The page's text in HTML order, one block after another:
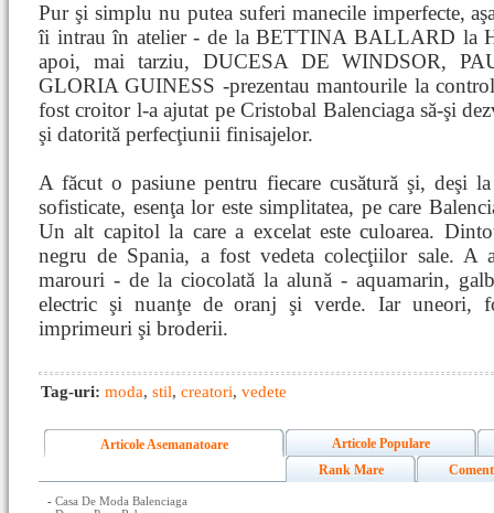
Pur şi simplu nu putea suferi manecile imperfecte,
îi intrau în atelier - de la BETTINA BALLARD la
apoi, mai tarziu, DUCESA DE WINDSOR,
GLORIA GUINESS -prezentau mantourile la
fost croitor l-a ajutat pe Cristobal Balenciaga să-şi
şi datorită perfecţiunii finisajelor.
A făcut o pasiune pentru fiecare cusătură şi, deşi
sofisticate, esenţa lor este simplitatea, pe care
Un alt capitol la care a excelat este culoarea.
negru de Spania, a fost vedeta colecţiilor sale. A
marouri - de la ciocolată la alună - aquamarin,
electric şi nuanţe de oranj şi verde. Iar uneori,
imprimeuri şi broderii.
Tag-uri: moda, stil, creatori, vedete
Articole Asemanatoare
Articole Populare
Rank Mare
- Casa De Moda Balenciaga